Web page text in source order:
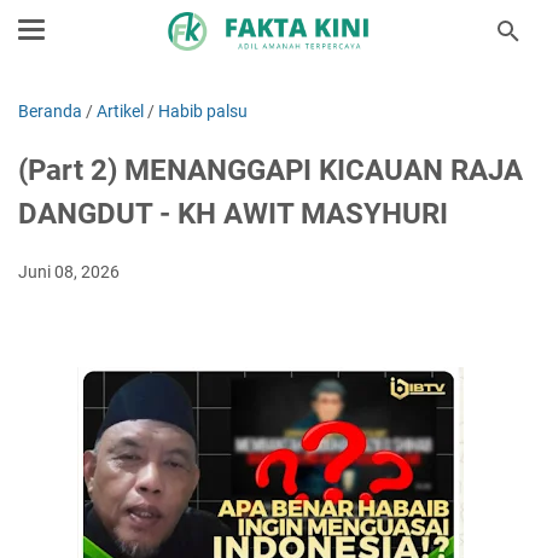
Beranda /Artikel / Habib palsu
(Part 2) MENANGGAPI KICAUAN RAJA
DANGDUT - KH AWIT MASYHURI
Juni 08, 2026